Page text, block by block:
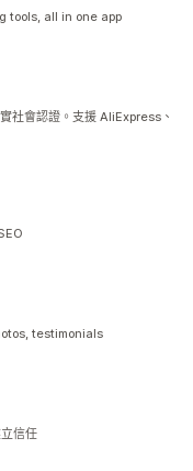
tools, all in one app
社會認證。支援 AliExpress、
testimonials
信任